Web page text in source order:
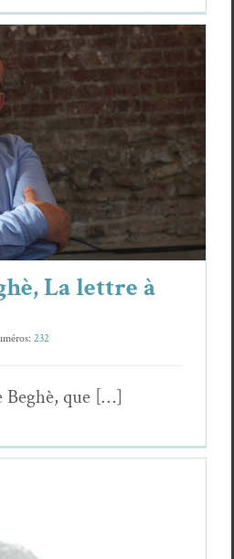
La lettre à Silvia
Essais & Chroniques
La lettre à
232
Beghè, que […]